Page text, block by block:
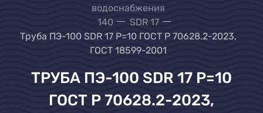
водоснабжения
140
SDR 17
Труба ПЭ-100 SDR 17 Р=10 ГОСТ Р 70628.2-2023,
ГОСТ 18599-2001
ТРУБА ПЭ-100 SDR 17 Р=10
ГОСТ Р 70628.2-2023,